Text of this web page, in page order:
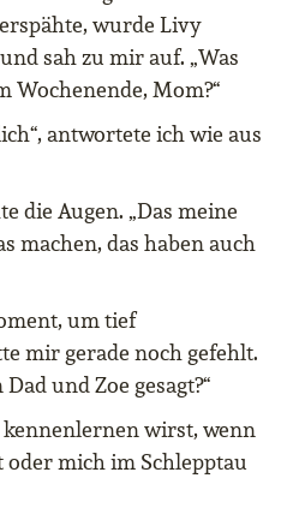
wurde Livy
sah zu mir auf. „Was
Wochenende, Mom?“
antwortete ich wie aus
die Augen. „Das meine
machen, das haben auch
um tief
mir gerade noch gefehlt.
und Zoe gesagt?“
kennenlernen wirst, wenn
mich im Schlepptau